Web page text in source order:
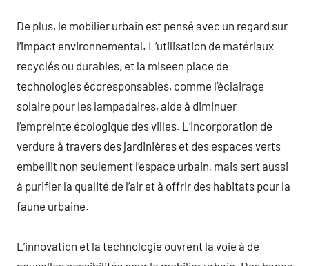
De plus, le mobilier urbain est pensé avec un regard sur
l’impact environnemental. L’utilisation de matériaux
recyclés ou durables, et la miseen place de
technologies écoresponsables, comme l’éclairage
solaire pour les lampadaires, aide à diminuer
l’empreinte écologique des villes. L’incorporation de
verdure à travers des jardinières et des espaces verts
embellit non seulement l’espace urbain, mais sert aussi
à purifier la qualité de l’air et à offrir des habitats pour la
faune urbaine.
L’innovation et la technologie ouvrent la voie à de